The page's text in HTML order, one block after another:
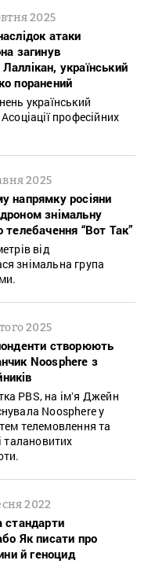
2025
атаки
загинув
український
поранений
український
професійних
2025
напрямку росіяни
знімальну
телебачення “Вот Так”
від
знімальна група
2025
створюють
Noosphere з
PBS, на імʼя Джейн
Noosphere у
телемовлення та
талановитих
2022
стандарти
Як писати про
й геноцид